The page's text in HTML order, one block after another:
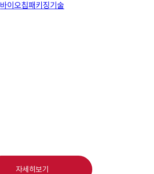
바이오칩패키징기술
자세히보기